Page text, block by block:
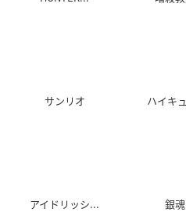
生徒会役員共＊
サンリオ ハイキ
アイドリッシ... 銀魂